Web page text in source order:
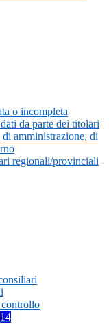
o incompleta
da parte dei titolari
amministrazione, di
regionali/provinciali
14